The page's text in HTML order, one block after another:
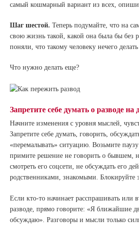
самый кошмарный вариант из всех,
Шаг шестой. Теперь подумайте, что на
свою жизнь такой, какой она была бы без
поняли, что такому человеку нечего делать
Что нужно делать еще?
Запретите себе думать о разводе на
Начните изменения с уровня мыслей,
Запретите себе думать, говорить,
«перемалывать» ситуацию. Возьмите
примите решение не говорить о бывшем,
смотреть его соцсети, не обсуждать его
родственниками, знакомыми. Блокируйте
Если кто-то начинает расспрашивать или
разводе, прямо говорите: «Я ближайшие
обсуждаю». Разговоры и мысли только